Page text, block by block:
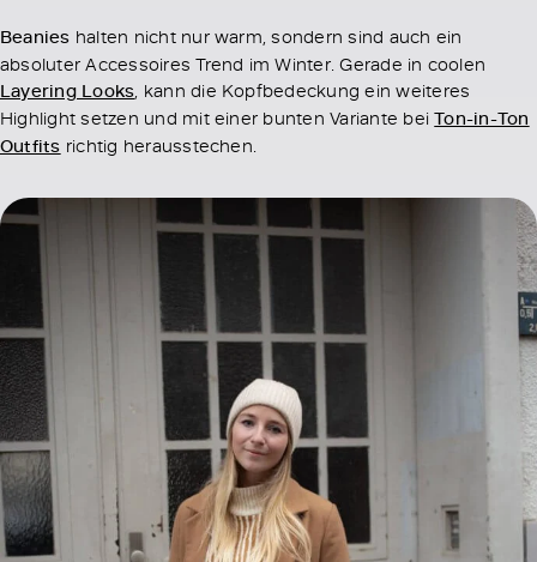
Beanies halten nicht nur warm, sondern sind auch ein
absoluter Accessoires Trend im Winter. Gerade in coolen
Layering Looks , kann die Kopfbedeckung ein weiteres
Highlight setzen und mit einer bunten Variante beiTon-in-Ton
Outfits richtig herausstechen.